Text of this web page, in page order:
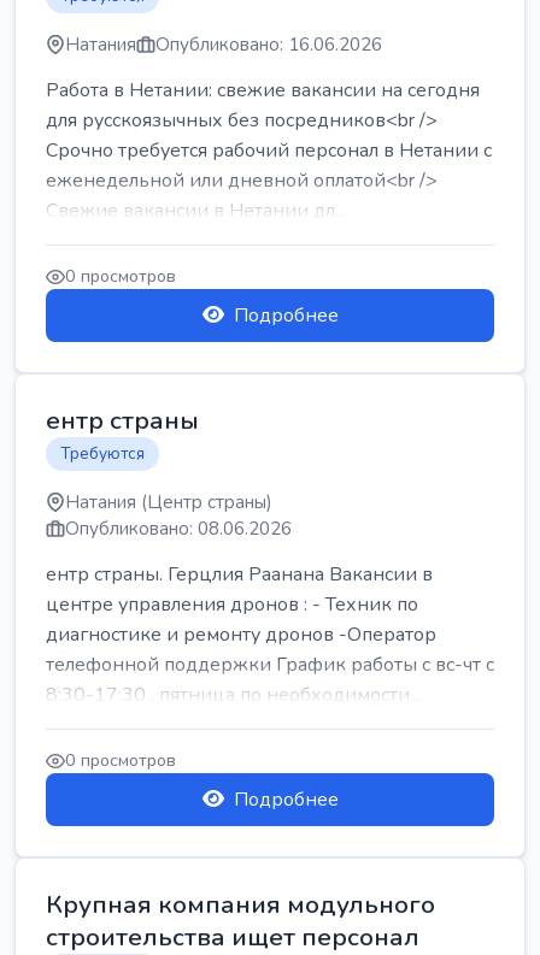
Натания Опубликовано: 16.06.2026
Работа в Нетании: свежие вакансии на сегодня
для русскоязычных без посредников<br />
Срочно требуется рабочий персонал в Нетании с
еженедельной или дневной оплатой<br />
Свежие вакансии в Нетании дл...
0 просмотров
Подробнее
ентр страны
Требуются
Натания (Центр страны)
Опубликовано: 08.06.2026
ентр страны. Герцлия Раанана Вакансии в
центре управления дронов : - Техник по
диагностике и ремонту дронов -Оператор
телефонной поддержки График работы с вс-чт с
8:30-17:30 , пятница по необходимости...
0 просмотров
Подробнее
Крупная компания модульного
строительства ищет персонал